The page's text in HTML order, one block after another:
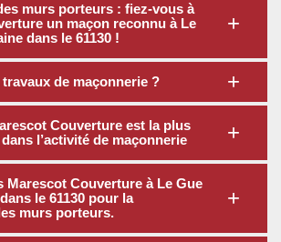
murs porteurs : fiez-vous à
un maçon reconnu à Le
dans le 61130 !
de maçonnerie ?
Couverture est la plus
l’activité de maçonnerie
Marescot Couverture à Le Gue
le 61130 pour la
murs porteurs.